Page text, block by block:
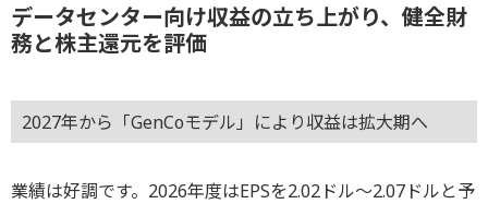
データセンター向け収益の立ち上がり、健全財
務と株主還元を評価
2027年から「GenCoモデル」により収益は拡大期へ
業績は好調です。2026年度はEPSを2.02ドル～2.07ドルと予